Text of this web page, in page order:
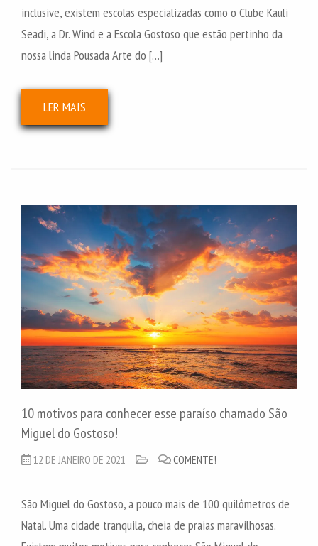
inclusive, existem escolas especializadas como o Clube Kauli
Seadi, a Dr. Wind e a Escola Gostoso que estão pertinho da
nossa linda Pousada Arte do […]
LER MAIS
10 motivos para conhecer esse paraíso chamado São
Miguel do Gostoso!
12 DE JANEIRO DE 2021 COMENTE!
São Miguel do Gostoso, a pouco mais de 100 quilômetros de
Natal. Uma cidade tranquila, cheia de praias maravilhosas.